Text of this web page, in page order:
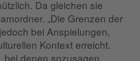
Da gleichen sie
„Die Grenzen der
bei Anspielungen,
Kontext erreicht.
bei denen sozusagen